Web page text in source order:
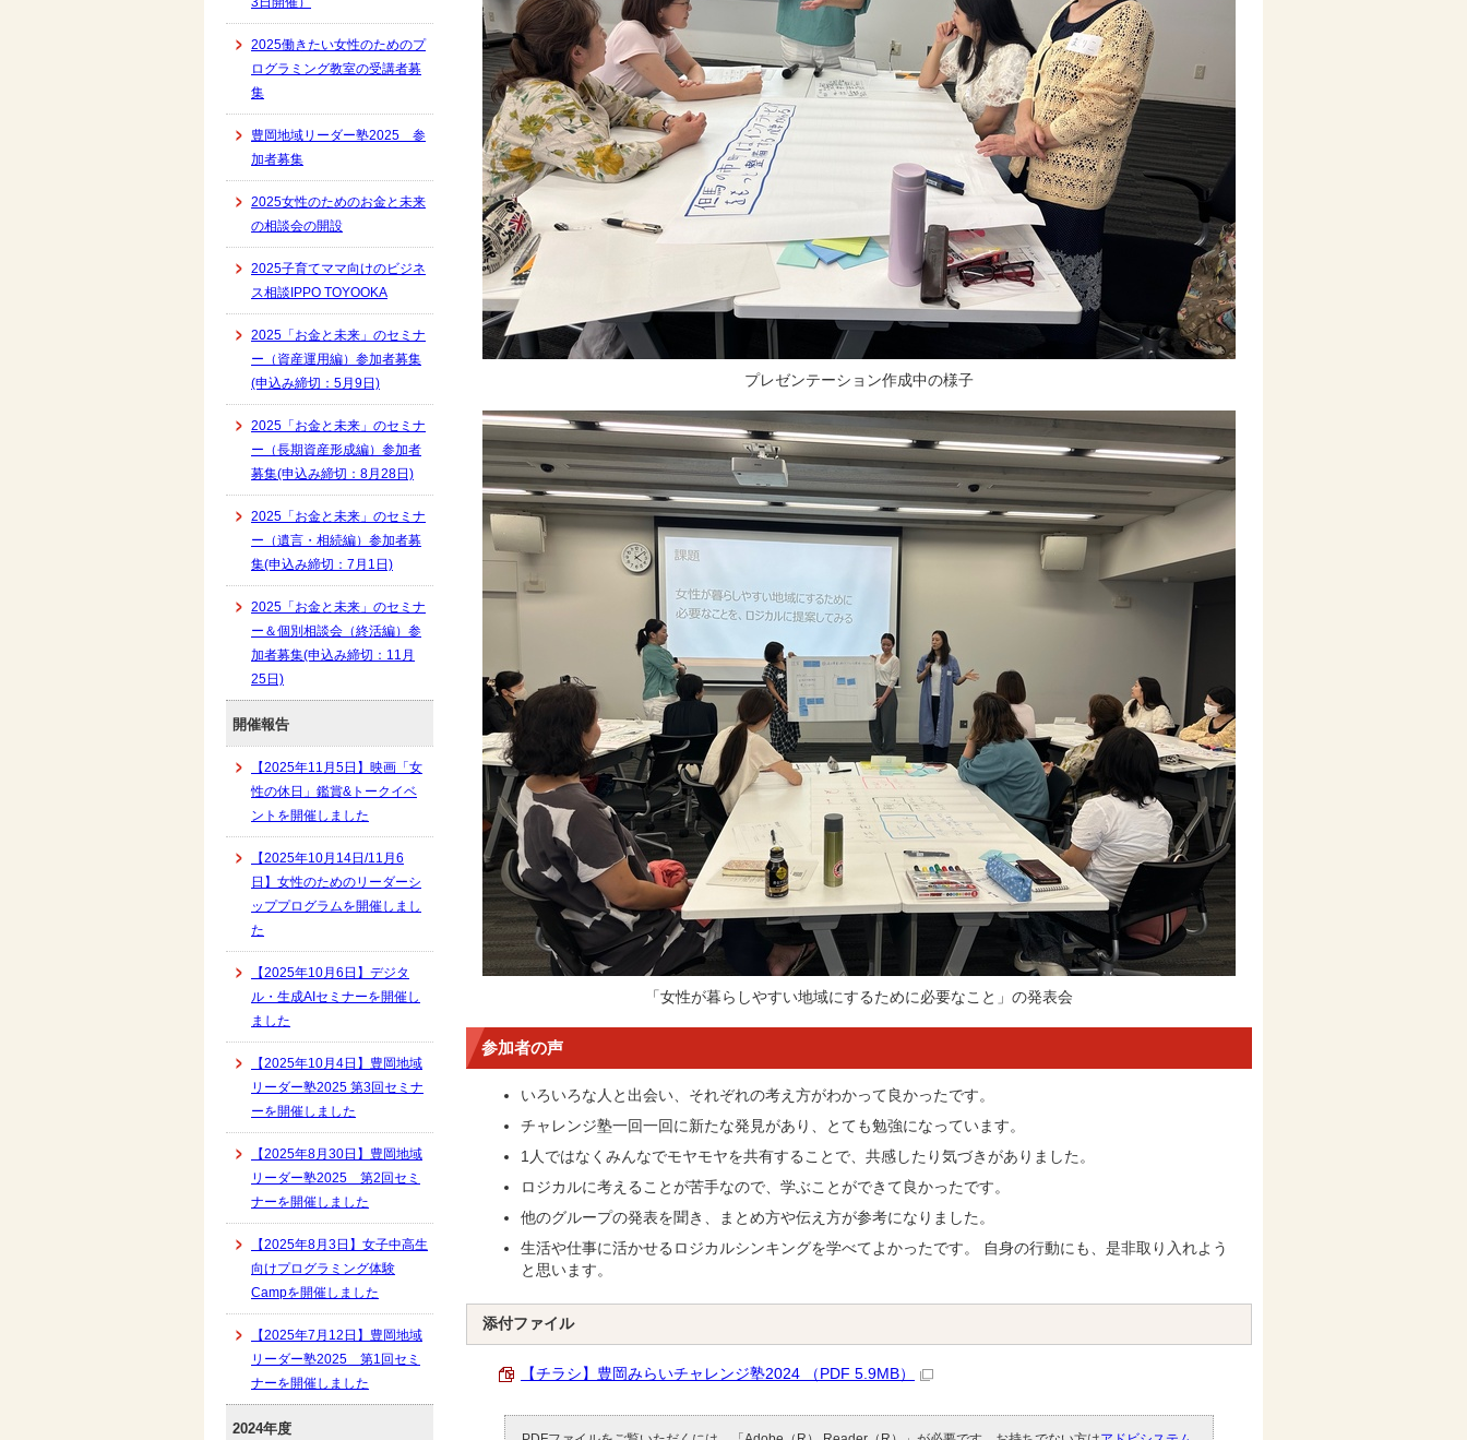
プレゼンテーション作成中の様子
「女性が暮らしやすい地域にするために必要なこと」の発表会
参加者の声
いろいろな人と出会い、それぞれの考え方がわかって良かったです。
チャレンジ塾一回一回に新たな発見があり、とても勉強になっています。
1人ではなくみんなでモヤモヤを共有することで、共感したり気づきがありました。
ロジカルに考えることが苦手なので、学ぶことができて良かったです。
他のグループの発表を聞き、まとめ方や伝え方が参考になりました。
生活や仕事に活かせるロジカルシンキングを学べてよかったです。 自身の行動にも、是非取り入れよう
と思います。
添付ファイル
【チラシ】豊岡みらいチャレンジ塾2024 （PDF 5.9MB）
2025働きたい女性のためのプ
ログラミング教室の受講者募
集
豊岡地域リーダー塾2025 参
加者募集
2025女性のためのお金と未来
の相談会の開設
2025子育てママ向けのビジネ
ス相談IPPO TOYOOKA
2025「お金と未来」のセミナ
ー（資産運用編）参加者募集
(申込み締切：5月9日)
2025「お金と未来」のセミナ
ー（長期資産形成編）参加者
募集(申込み締切：8月28日)
2025「お金と未来」のセミナ
ー（遺言・相続編）参加者募
集(申込み締切：7月1日)
2025「お金と未来」のセミナ
ー＆個別相談会（終活編）参
加者募集(申込み締切：11月
25日)
開催報告
【2025年11月5日】映画「女
性の休日」鑑賞&トークイベ
ントを開催しました
【2025年10月14日/11月6
日】女性のためのリーダーシ
ッププログラムを開催しまし
た
【2025年10月6日】デジタ
ル・生成AIセミナーを開催し
ました
【2025年10月4日】豊岡地域
リーダー塾2025 第3回セミナ
ーを開催しました
【2025年8月30日】豊岡地域
リーダー塾2025 第2回セミ
ナーを開催しました
【2025年8月3日】女子中高生
向けプログラミング体験
Campを開催しました
【2025年7月12日】豊岡地域
リーダー塾2025 第1回セミ
ナーを開催しました
2024年度